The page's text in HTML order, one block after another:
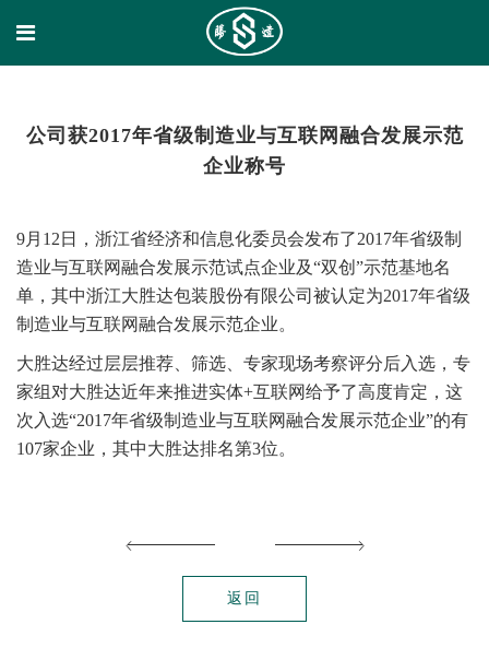
公司获2017年省级制造业与互联网融合发展示范
企业称号
9月12日，浙江省经济和信息化委员会发布了2017年省级制
造业与互联网融合发展示范试点企业及“双创”示范基地名
单，其中浙江大胜达包装股份有限公司被认定为2017年省级
制造业与互联网融合发展示范企业。
大胜达经过层层推荐、筛选、专家现场考察评分后入选，专
家组对大胜达近年来推进实体+互联网给予了高度肯定，这
次入选“2017年省级制造业与互联网融合发展示范企业”的有
107家企业，其中大胜达排名第3位。
返回